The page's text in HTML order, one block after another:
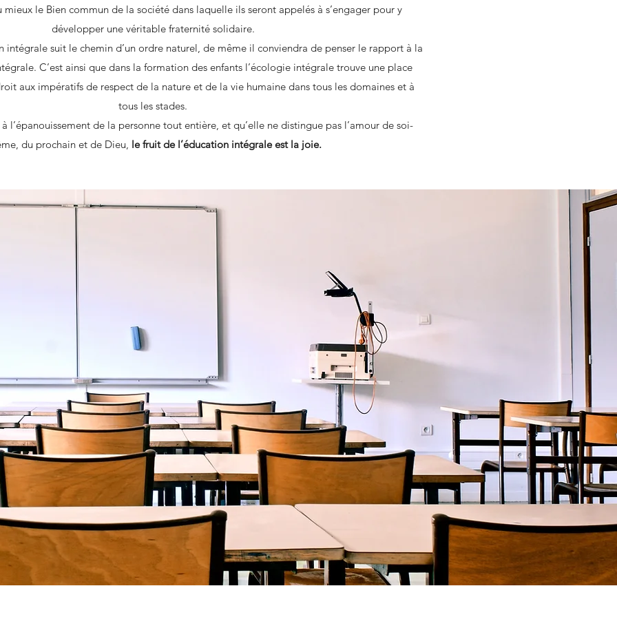
le Bien commun de la société dans laquelle ils seront appelés à s’engager pour y
développer une véritable fraternité solidaire.
intégrale suit le chemin d’un ordre naturel, de même il conviendra de penser le rapport à la
C’est ainsi que dans la formation des enfants l’écologie intégrale trouve une place
aux impératifs de respect de la nature et de la vie humaine dans tous les domaines et à
tous les stades.
l’épanouissement de la personne tout entière, et qu’elle ne distingue pas l’amour de soi-
du prochain et de Dieu, le fruit de l’éducation intégrale est la joie.